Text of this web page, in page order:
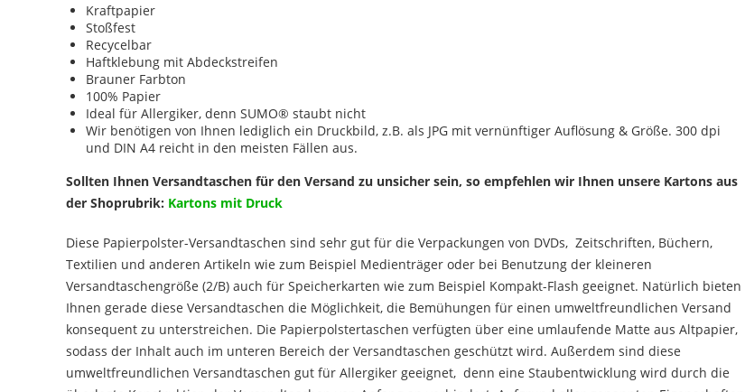
Kraftpapier
Stoßfest
Recycelbar
Haftklebung mit Abdeckstreifen
Brauner Farbton
100% Papier
Ideal für Allergiker, denn SUMO® staubt nicht
Wir benötigen von Ihnen lediglich ein Druckbild, z.B. als JPG mit vernünftiger Auflösung & Größe. 300 dpi
und DIN A4 reicht in den meisten Fällen aus.
Sollten Ihnen Versandtaschen für den Versand zu unsicher sein, so empfehlen wir Ihnen unsere Kartons aus
der Shoprubrik: Kartons mit Druck
Diese Papierpolster-Versandtaschen sind sehr gut für die Verpackungen von DVDs, Zeitschriften, Büchern,
Textilien und anderen Artikeln wie zum Beispiel Medienträger oder bei Benutzung der kleineren
Versandtaschengröße (2/B) auch für Speicherkarten wie zum Beispiel Kompakt-Flash geeignet. Natürlich bieten
Ihnen gerade diese Versandtaschen die Möglichkeit, die Bemühungen für einen umweltfreundlichen Versand
konsequent zu unterstreichen. Die Papierpolstertaschen verfügten über eine umlaufende Matte aus Altpapier,
sodass der Inhalt auch im unteren Bereich der Versandtaschen geschützt wird. Außerdem sind diese
umweltfreundlichen Versandtaschen gut für Allergiker geeignet, denn eine Staubentwicklung wird durch die